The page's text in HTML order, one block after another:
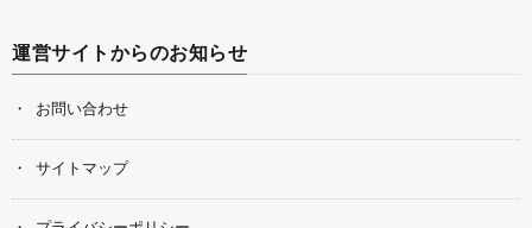
運営サイトからのお知らせ
お問い合わせ
サイトマップ